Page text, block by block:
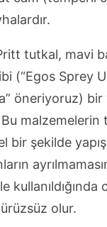
tutkal, mavi
(“Egos Sprey
öneriyoruz) bir
Bu malzemelerin
bir şekilde
kullanıldığında
olur.